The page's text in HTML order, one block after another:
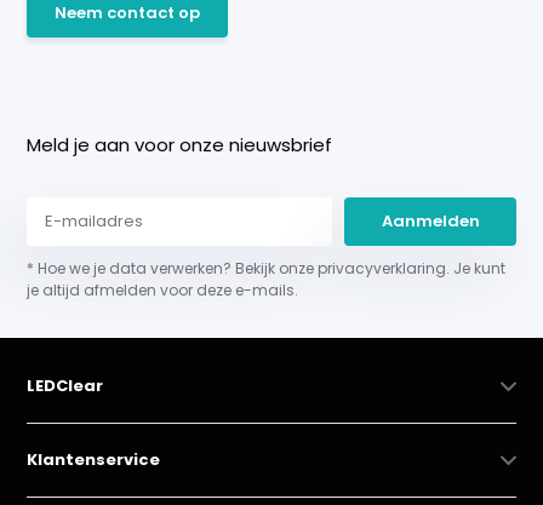
Neem contact op
Meld je aan voor onze nieuwsbrief
Aanmelden
* Hoe we je data verwerken? Bekijk onze privacyverklaring. Je kunt
je altijd afmelden voor deze e-mails.
LEDClear
Klantenservice